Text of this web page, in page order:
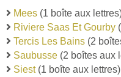
Mees (1 boîte aux
Riviere Saas Et Gourby
Tercis Les Bains (2
Saubusse (2 boîtes aux
Siest(1 boîte aux